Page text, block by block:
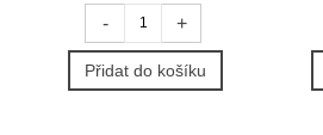
- +
Přidat do košíku